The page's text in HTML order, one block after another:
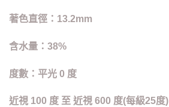
著色直徑：13.2mm
含水量：38%
度數：平光 0 度
近視 100 度 至 近視 600 度(每級25度)